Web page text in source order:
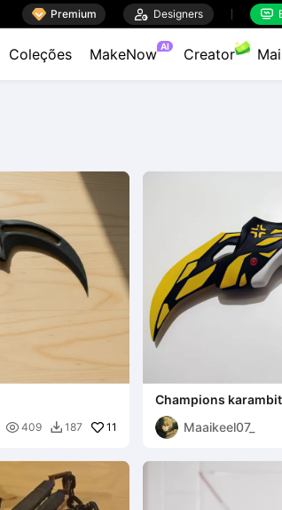
 Premium  Designers 
Coleções MakeNow AI Creator
 409  187 11
Champions
Maaikeel07_